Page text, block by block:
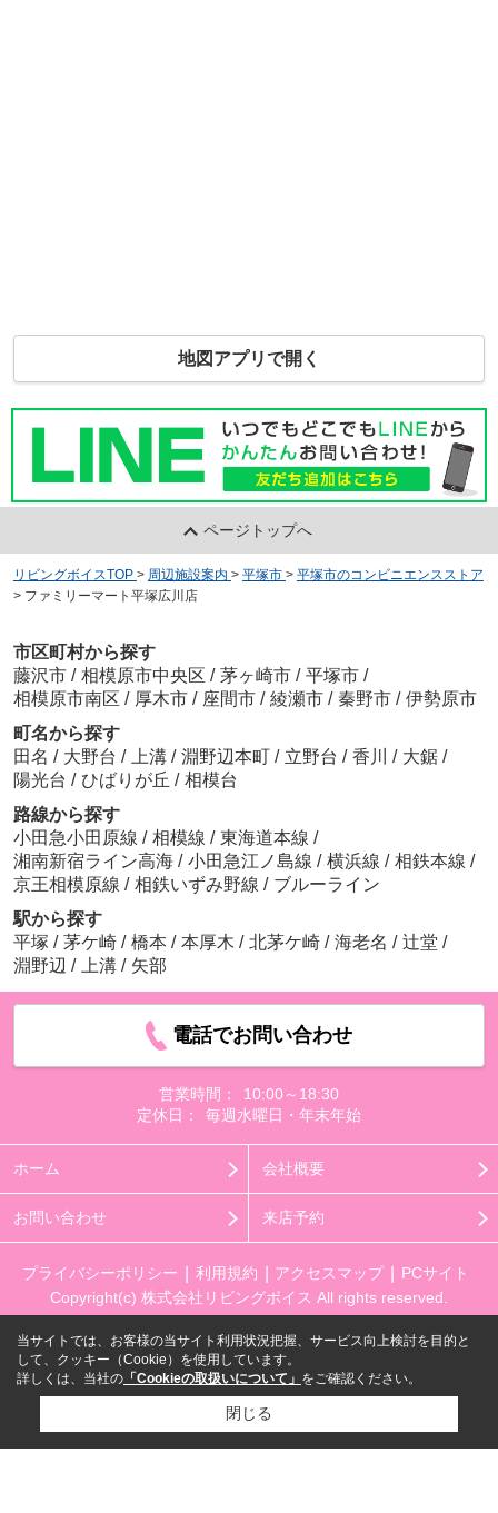
地図アプリで開く
ページトップへ
リビングボイスTOP > 周辺施設案内 > 平塚市 > 平塚市のコンビニエンスストア
> ファミリーマート平塚広川店
市区町村から探す
藤沢市 / 相模原市中央区 / 茅ヶ崎市 / 平塚市 /
相模原市南区 / 厚木市 / 座間市 / 綾瀬市 / 秦野市 / 伊勢原市
町名から探す
田名 / 大野台 / 上溝 / 淵野辺本町 / 立野台 / 香川 / 大鋸 /
陽光台 / ひばりが丘 / 相模台
路線から探す
小田急小田原線 / 相模線 / 東海道本線 /
湘南新宿ライン高海 / 小田急江ノ島線 / 横浜線 / 相鉄本線 /
京王相模原線 / 相鉄いずみ野線 / ブルーライン
駅から探す
平塚 / 茅ケ崎 / 橋本 / 本厚木 / 北茅ケ崎 / 海老名 / 辻堂 /
淵野辺 / 上溝 / 矢部
電話でお問い合わせ
営業時間：
10:00～18:30
定休日：
毎週水曜日・年末年始
ホーム 会社概要
お問い合わせ 来店予約
プライバシーポリシー 利用規約 アクセスマップ
PCサイト
Copyright(c) 株式会社リビングボイス All rights reserved.
当サイトでは、お客様の当サイト利用状況把握、サービス向上検討を目的と
して、クッキー（Cookie）を使用しています。
詳しくは、当社の 「Cookieの取扱いについて」 をご確認ください。
閉じる